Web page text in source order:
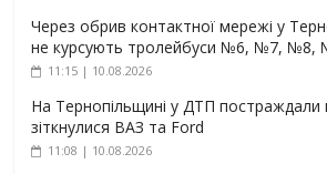
Через обрив контактної мережі у
не курсують тролейбуси №6, №7, №8,
11:15 | 10.08.2026
На Тернопільщині у ДТП постраждали
зіткнулися ВАЗ та Ford
11:08 | 10.08.2026